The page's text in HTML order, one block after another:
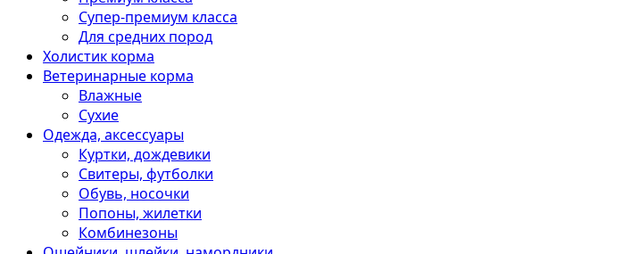
Супер-премиум класса
Для средних пород
Холистик корма
Ветеринарные корма
Влажные
Сухие
Одежда, аксессуары
Куртки, дождевики
Свитеры, футболки
Обувь, носочки
Попоны, жилетки
Комбинезоны